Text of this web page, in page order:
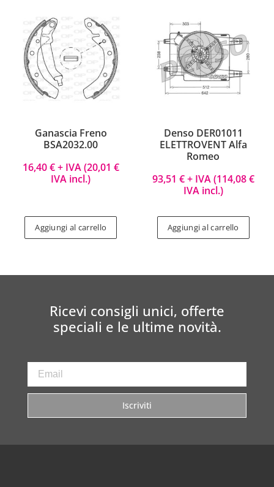
Ganascia Freno
BSA2032.00
16,40€+ IVA (20,01 €
IVA incl.)
Aggiungi al carrello
Denso DER01011
ELETTROVENT Alfa
Romeo
93,51 €+ IVA (114,08€
IVA incl.)
Aggiungi al carrello
Ricevi consigli unici, offerte
speciali e le ultime novità.
Iscriviti